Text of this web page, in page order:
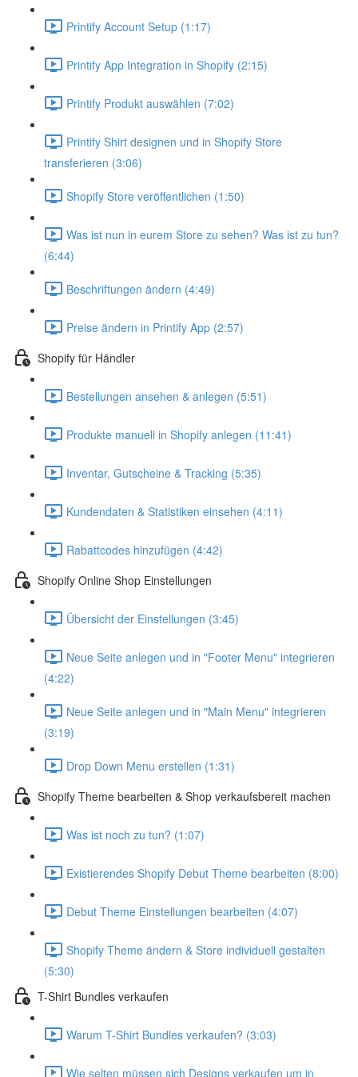
Printify Account Setup (1:17)
Printify App Integration in Shopify (2:15)
Printify Produkt auswählen (7:02)
Printify Shirt designen und in Shopify Store
transferieren (3:06)
Shopify Store veröffentlichen (1:50)
Was ist nun in eurem Store zu sehen? Was ist zu tun?
(6:44)
Beschriftungen ändern (4:49)
Preise ändern in Printify App (2:57)
Shopify für Händler
Bestellungen ansehen & anlegen (5:51)
Produkte manuell in Shopify anlegen (11:41)
Inventar, Gutscheine & Tracking (5:35)
Kundendaten & Statistiken einsehen (4:11)
Rabattcodes hinzufügen (4:42)
Shopify Online Shop Einstellungen
Übersicht der Einstellungen (3:45)
Neue Seite anlegen und in "Footer Menu" integrieren
(4:22)
Neue Seite anlegen und in "Main Menu" integrieren
(3:19)
Drop Down Menu erstellen (1:31)
Shopify Theme bearbeiten & Shop verkaufsbereit machen
Was ist noch zu tun? (1:07)
Existierendes Shopify Debut Theme bearbeiten (8:00)
Debut Theme Einstellungen bearbeiten (4:07)
Shopify Theme ändern & Store individuell gestalten
(5:30)
T-Shirt Bundles verkaufen
Warum T-Shirt Bundles verkaufen? (3:03)
Wie selten müssen sich Designs verkaufen um in